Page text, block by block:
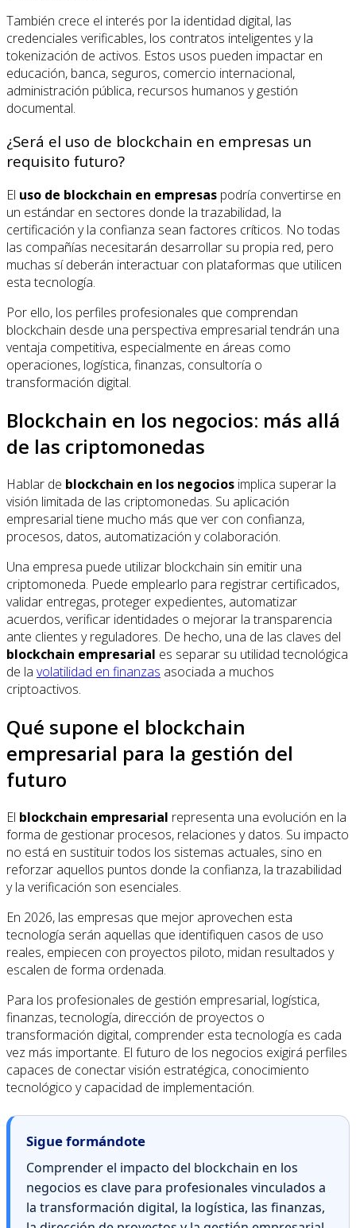
También crece el interés por la identidad digital, las
credenciales verificables, los contratos inteligentes y la
tokenización de activos. Estos usos pueden impactar en
educación, banca, seguros, comercio internacional,
administración pública, recursos humanos y gestión
documental.
¿Será el uso de blockchain en empresas un
requisito futuro?
El uso de blockchain en empresas podría convertirse en
un estándar en sectores donde la trazabilidad, la
certificación y la confianza sean factores críticos. No todas
las compañías necesitarán desarrollar su propia red, pero
muchas sí deberán interactuar con plataformas que utilicen
esta tecnología.
Por ello, los perfiles profesionales que comprendan
blockchain desde una perspectiva empresarial tendrán una
ventaja competitiva, especialmente en áreas como
operaciones, logística, finanzas, consultoría o
transformación digital.
Blockchain en los negocios: más allá
de las criptomonedas
Hablar de blockchain en los negocios implica superar la
visión limitada de las criptomonedas. Su aplicación
empresarial tiene mucho más que ver con confianza,
procesos, datos, automatización y colaboración.
Una empresa puede utilizar blockchain sin emitir una
criptomoneda. Puede emplearlo para registrar certificados,
validar entregas, proteger expedientes, automatizar
acuerdos, verificar identidades o mejorar la transparencia
ante clientes y reguladores. De hecho, una de las claves del
blockchain empresarial es separar su utilidad tecnológica
de la volatilidad en finanzas asociada a muchos
criptoactivos.
Qué supone el blockchain
empresarial para la gestión del
futuro
El blockchain empresarial representa una evolución en la
forma de gestionar procesos, relaciones y datos. Su impacto
no está en sustituir todos los sistemas actuales, sino en
reforzar aquellos puntos donde la confianza, la trazabilidad
y la verificación son esenciales.
En 2026, las empresas que mejor aprovechen esta
tecnología serán aquellas que identifiquen casos de uso
reales, empiecen con proyectos piloto, midan resultados y
escalen de forma ordenada.
Para los profesionales de gestión empresarial, logística,
finanzas, tecnología, dirección de proyectos o
transformación digital, comprender esta tecnología es cada
vez más importante. El futuro de los negocios exigirá perfiles
capaces de conectar visión estratégica, conocimiento
tecnológico y capacidad de implementación.
Sigue formándote
Comprender el impacto del blockchain en los
negocios es clave para profesionales vinculados a
la transformación digital, la logística, las finanzas,